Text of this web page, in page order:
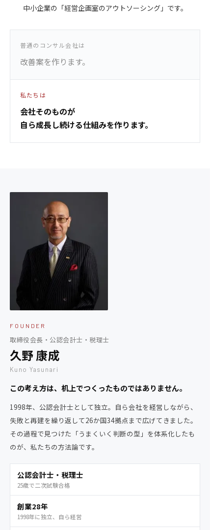
中小企業の「経営企画室のアウトソーシング」です。
普通のコンサル会社は
改善案を作ります。
私たちは
会社そのものが
自ら成長し続ける仕組みを作ります。
FOUNDER
取締役会長・公認会計士・税理士
久野 康成
Kuno Yasunari
この考え方は、机上でつくったものではありません。
1998年、公認会計士として独立。自ら会社を経営しながら、
失敗と再建を繰り返して26か国34拠点まで広げてきました。
その過程で見つけた「うまくいく判断の型」を体系化したも
のが、私たちの方法論です。
公認会計士・税理士
25歳で二次試験合格
創業28年
1998年に独立、自ら経営